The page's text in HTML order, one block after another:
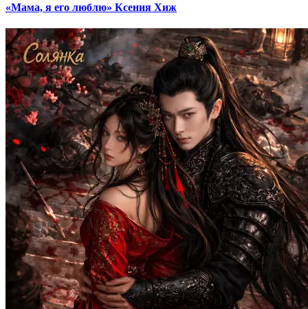
«Мама, я его люблю» Ксения Хиж